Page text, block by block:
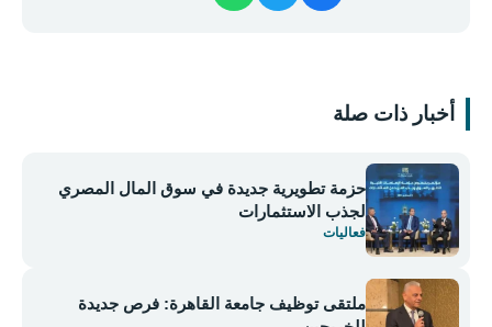
أخبار ذات صلة
حزمة تطويرية جديدة في سوق المال المصري
لجذب الاستثمارات
فعاليات
ملتقى توظيف جامعة القاهرة: فرص جديدة